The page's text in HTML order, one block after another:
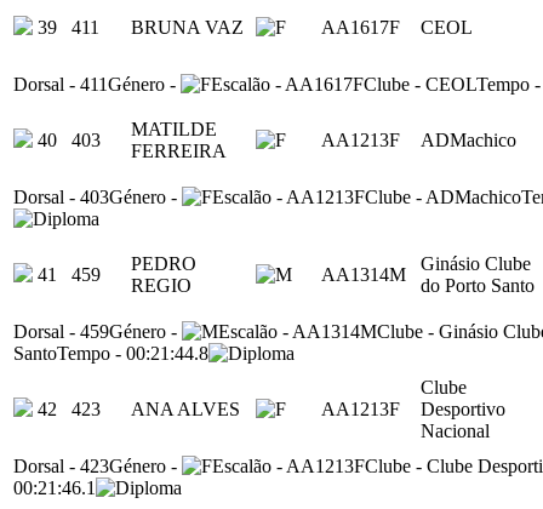
39 411 BRUNA VAZ AA1617F CEOL
Dorsal - 411Género - Escalão - AA1617FClube - CEOLTempo
40 403
MATILDE
FERREIRA
AA1213F ADMachico
Dorsal - 403Género - Escalão - AA1213FClube - ADMachico
41 459
PEDRO
REGIO
AA1314M
Ginásio Clube
do Porto Santo
Dorsal - 459Género - Escalão - AA1314MClube - Ginásio
SantoTempo - 00:21:44.8
42 423 ANA ALVES AA1213F
Clube
Desportivo
Nacional
Dorsal - 423Género - Escalão - AA1213FClube - Clube
00:21:46.1